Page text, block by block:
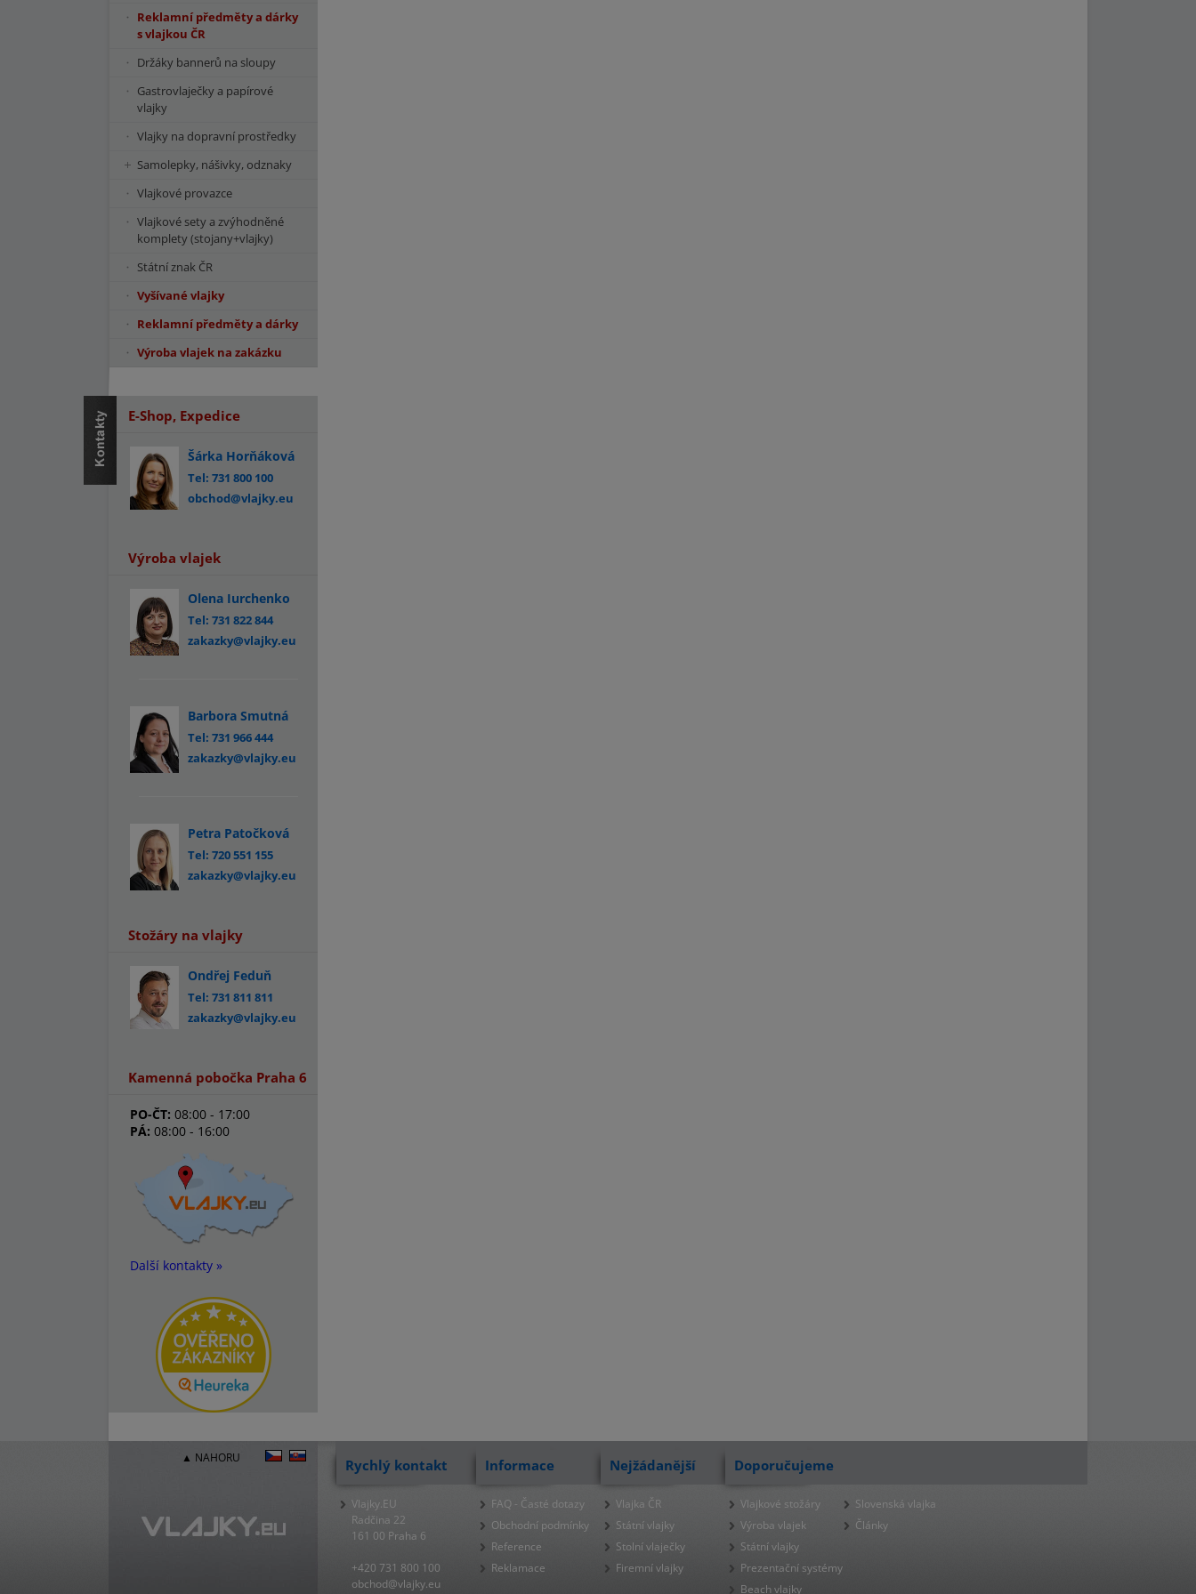
Reklamní předměty a dárky
s vlajkou ČR
Držáky bannerů na sloupy
Gastrovlaječky a papírové
vlajky
Vlajky na dopravní prostředky
Samolepky, nášivky, odznaky
Vlajkové provazce
Vlajkové sety a zvýhodněné
komplety (stojany+vlajky)
Státní znak ČR
Vyšívané vlajky
Reklamní předměty a dárky
Výroba vlajek na zakázku
E-Shop, Expedice
Šárka Horňáková
Tel: 731 800 100
obchod@vlajky.eu
Výroba vlajek
Olena Iurchenko
Tel: 731 822 844
zakazky@vlajky.eu
Barbora Smutná
Tel: 731 966 444
zakazky@vlajky.eu
Petra Patočková
Tel: 720 551 155
zakazky@vlajky.eu
Stožáry na vlajky
Ondřej Feduň
Tel: 731 811 811
zakazky@vlajky.eu
Kamenná pobočka Praha 6
PO-ČT: 08:00 - 17:00
PÁ: 08:00 - 16:00
Další kontakty »
▲ NAHORU Rychlý kontakt
Vlajky.EU
Radčina 22
161 00 Praha 6
+420 731 800 100
obchod@vlajky.eu
Informace
FAQ - Časté dotazy
Obchodní podmínky
Reference
Reklamace
Nejžádanější
Vlajka ČR
Státní vlajky
Stolní vlaječky
Firemní vlajky
Doporučujeme
Vlajkové stožáry
Výroba vlajek
Státní vlajky
Prezentační systémy
Beach vlajky
Slovenská vlajka
Články